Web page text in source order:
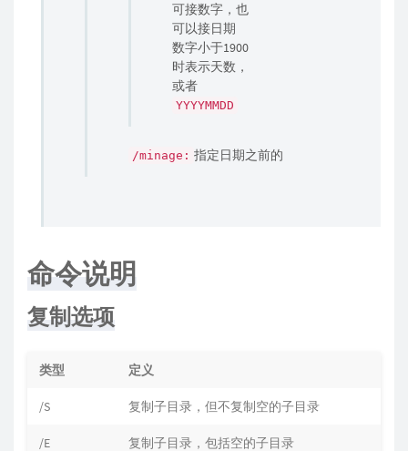
可接数字，也
可以接日期
数字小于1900
时表示天数，
或者
YYYYMMDD
/minage: 指定日期之前的
命令说明
复制选项
类型 定义
/S 复制子目录，但不复制空的子目录
/E 复制子目录，包括空的子目录